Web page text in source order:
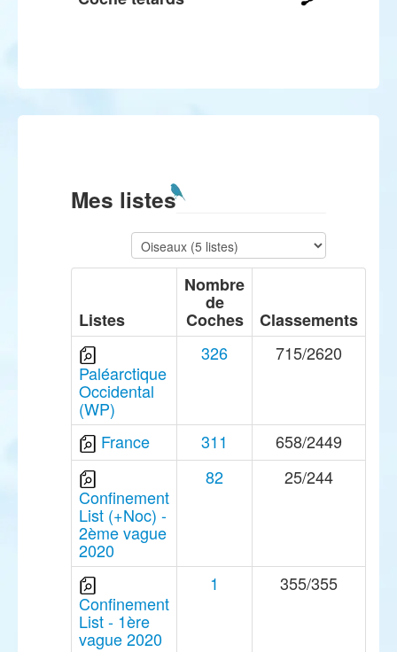
Mes listes
Listes
Nombre
de
Coches Classements
Paléarctique
Occidental
(WP)
326 715/2620
France 311 658/2449
Confinement
List (+Noc) -
2ème vague
2020
82 25/244
Confinement
List - 1ère
vague 2020
1 355/355